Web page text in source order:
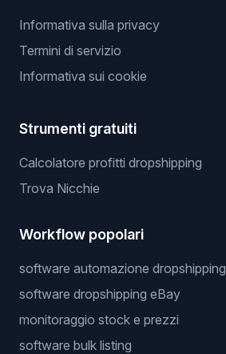
Informativa sulla privacy
Termini di servizio
Informativa sui cookie
Strumenti gratuiti
Calcolatore profitti dropshipping
Trova Nicchie
Workflow popolari
software automazione dropshipping
software dropshipping eBay
monitoraggio stock e prezzi
software bulk listing